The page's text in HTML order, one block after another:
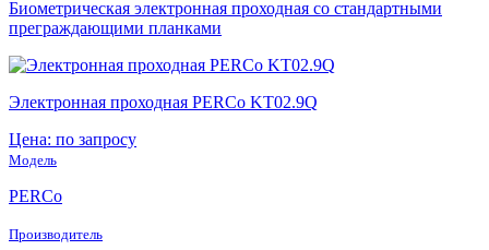
Биометрическая электронная проходная со стандартными
преграждающими планками
Электронная проходная PERCo KT02.9Q
Цена: по запросу
Модель
PERCo
Производитель